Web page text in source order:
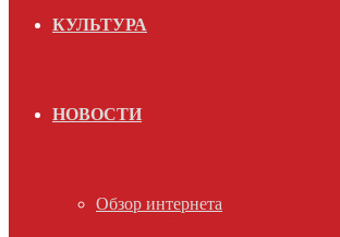
КУЛЬТУРА
НОВОСТИ
Обзор интернета